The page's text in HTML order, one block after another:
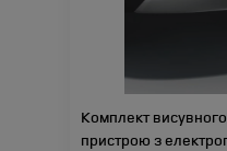
Комплект
пристрою з